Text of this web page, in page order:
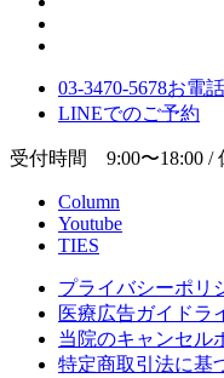
03-3470-5678お電話
LINEでのご予約
受付時間 9:00〜18:00 /
Column
Youtube
TIES
プライバシーポリ
医療広告ガイドラ
当院のキャンセル
特定商取引法に基